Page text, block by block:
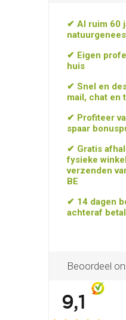
✔ Al ruim 60
✔ Eigen
huis
✔ Snel en
mail, chat en
✔ Profiteer
spaar
✔ Gratis
fysieke
verzenden
BE
✔ 14 dagen
achteraf
Beoordeel